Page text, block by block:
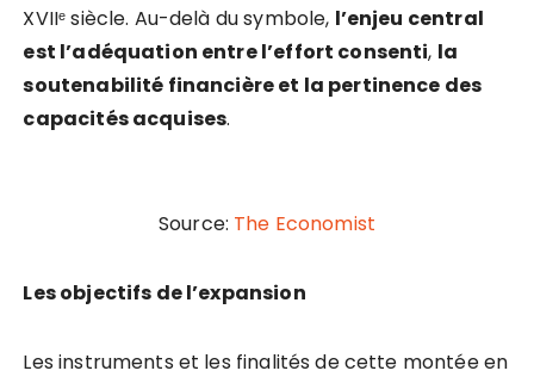
XVIIᵉ siècle. Au-delà du symbole, l’enjeu central
est l’adéquation entre l’effort consenti, la
soutenabilité financière et la pertinence des
capacités acquises.
Source: The Economist
Les objectifs de l’expansion
Les instruments et les finalités de cette montée en